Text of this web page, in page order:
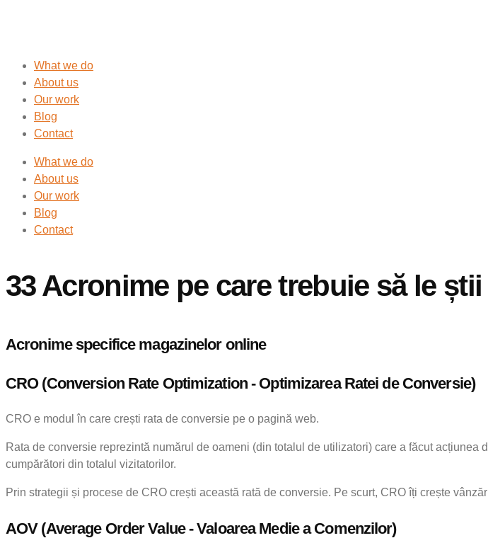
What we do
About us
Our work
Blog
Contact
What we do
About us
Our work
Blog
Contact
33 Acronime pe care trebuie să le
Acronime specifice magazinelor online
CRO (Conversion Rate Optimization - Optimizarea Ratei de Conversie)
CRO e modul în care crești rata de conversie pe o pagină web.
Rata de conversie reprezintă numărul de oameni (din totalul de utilizatori) care a făcut
cumpărători din totalul vizitatorilor.
Prin strategii și procese de CRO crești această rată de conversie. Pe scurt, CRO îți crește
AOV (Average Order Value - Valoarea Medie a Comenzilor)